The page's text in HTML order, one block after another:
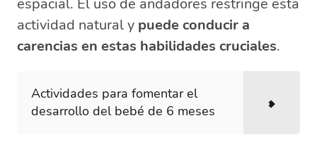
espacial. El uso de andadores restringe esta
actividad natural y puede conducir a
carencias en estas habilidades cruciales.
Actividades para fomentar el
desarrollo del bebé de 6 meses